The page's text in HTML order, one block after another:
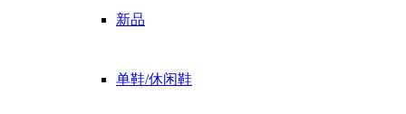
新品
单鞋/休闲鞋